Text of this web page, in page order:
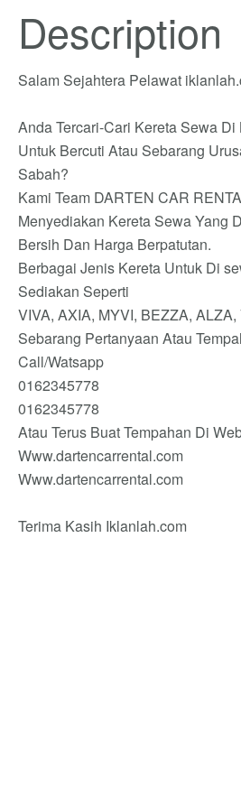
Description
Salam Sejahtera Pelawat
Anda Tercari-Cari Kereta Sewa
Untuk Bercuti Atau Sebarang
Sabah?
Kami Team DARTEN CAR
Menyediakan Kereta Sewa Yang
Bersih Dan Harga Berpatutan.
Berbagai Jenis Kereta Untuk Di
Sediakan Seperti
VIVA, AXIA, MYVI, BEZZA,
Sebarang Pertanyaan Atau
Call/Watsapp
0162345778
0162345778
Atau Terus Buat Tempahan Di
Www.dartencarrental.com
Www.dartencarrental.com
Terima Kasih Iklanlah.com